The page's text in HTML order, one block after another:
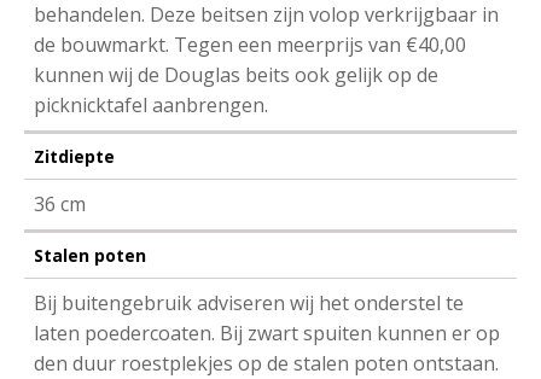
behandelen. Deze beitsen zijn volop verkrijgbaar in
de bouwmarkt. Tegen een meerprijs van €40,00
kunnen wij de Douglas beits ook gelijk op de
picknicktafel aanbrengen.
Zitdiepte
36 cm
Stalen poten
Bij buitengebruik adviseren wij het onderstel te
laten poedercoaten. Bij zwart spuiten kunnen er op
den duur roestplekjes op de stalen poten ontstaan.